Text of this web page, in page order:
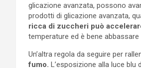
glicazione avanzata, possono
prodotti di glicazione avanzata,
ricca di zuccheri può
temperature ed è bene
Un’altra regola da seguire per
fumo. L’esposizione alla luce